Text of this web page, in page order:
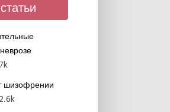
7k
шизофрении
2.6k